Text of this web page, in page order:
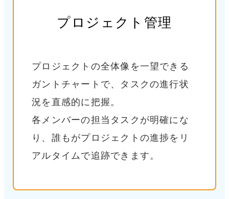
プロジェクト管理
プロジェクトの全体像を一望できる
ガントチャートで、タスクの進行状
況を直感的に把握。
各メンバーの担当タスクが明確にな
り、誰もがプロジェクトの進捗をリ
アルタイムで追跡できます。